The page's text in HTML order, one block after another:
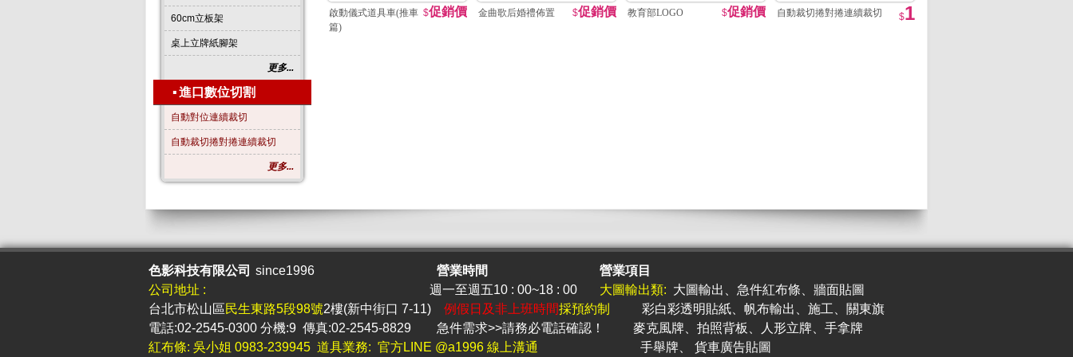
60cm立板架
桌上立牌紙腳架
更多...
▪進口數位切割
自動對位連續裁切
自動裁切捲對捲連續裁切
更多...
啟動儀式道具車(推車
篇)
$促銷價 金曲歌后婚禮佈置 $促銷價 教育部LOGO $促銷價 自動裁切捲對捲連續裁切 $1
色影科技有限公司 since1996 營業時間
營業項目
公司地址 :
週一至週五10 : 00~18 : 00 大圖輸出類: 大圖輸出、急件紅布條、牆面貼圖
台北市松山區民生東路5段98號2樓(新中街口 7-11) 例假日及非上班時間採預約制
彩白彩透明貼紙、帆布輸出、施工、關東旗
電話:02-2545-0300 分機:9 傳真:02-2545-8829 急件需求>>請務必電話確認！ 麥克風牌
拍照背板、人形立牌、手拿牌
紅布條: 吳小姐 0983-239945 道具業務: 官方LINE @a1996 線上溝通
手舉牌 貨車廣告貼圖